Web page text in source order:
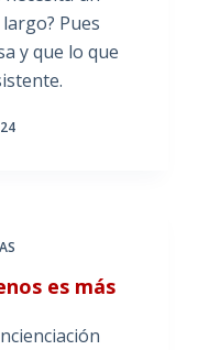
Pues
y que lo que
es más